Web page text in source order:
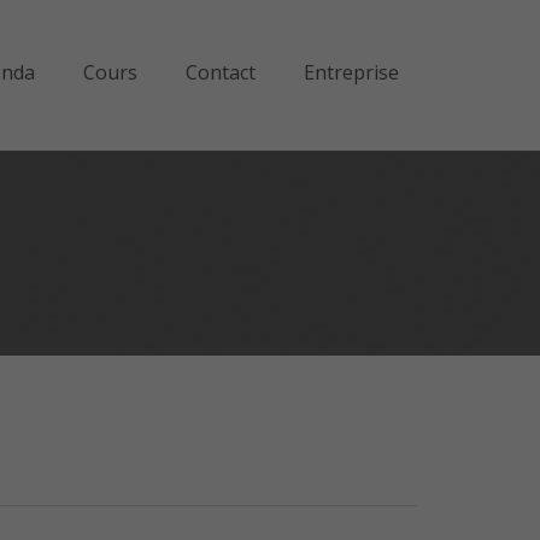
Cours Contact Entreprise